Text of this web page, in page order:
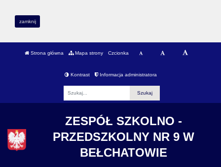
zamknij
Strona główna Mapa strony Czcionka
Kontrast Informacja administratora
ZESPÓŁ SZKOLNO -
PRZEDSZKOLNY NR 9 W
BEŁCHATOWIE